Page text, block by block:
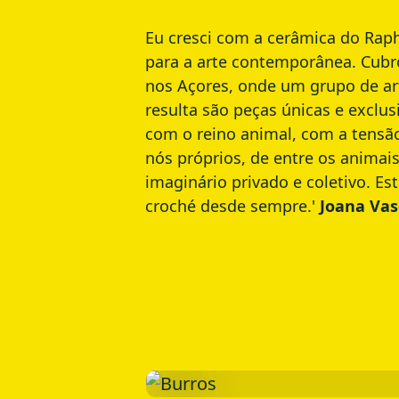
Eu cresci com a cerâmica do
para a arte contemporânea.
nos Açores, onde um grupo de
resulta são peças únicas e
com o reino animal, com a
nós próprios, de entre os
imaginário privado e coletivo.
croché desde sempre.' Joana